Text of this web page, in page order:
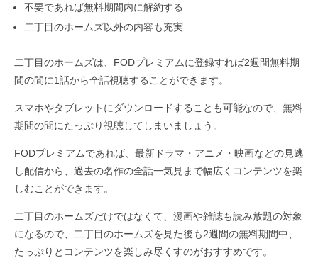
不要であれば無料期間内に解約する
二丁目のホームズ以外の内容も充実
二丁目のホームズは、FODプレミアムに登録すれば2週間無料期
間の間に1話から全話視聴することができます。
スマホやタブレットにダウンロードすることも可能なので、無料
期間の間にたっぷり視聴してしまいましょう。
FODプレミアムであれば、最新ドラマ・アニメ・映画などの見逃
し配信から、過去の名作の全話一気見まで幅広くコンテンツを楽
しむことができます。
二丁目のホームズだけではなくて、漫画や雑誌も読み放題の対象
になるので、二丁目のホームズを見た後も2週間の無料期間中、
たっぷりとコンテンツを楽しみ尽くすのがおすすめです。